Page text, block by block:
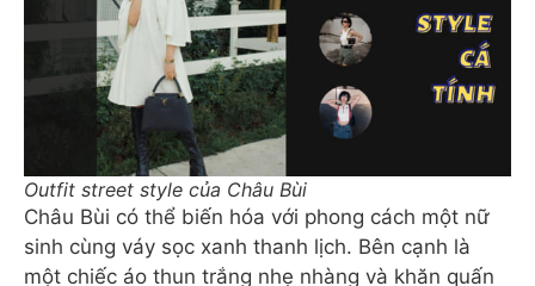
Outfit street style của Châu Bùi
Châu Bùi có thể biến hóa với phong cách một nữ
sinh cùng váy sọc xanh thanh lịch. Bên cạnh là
một chiếc áo thun trắng nhẹ nhàng và khăn quấn